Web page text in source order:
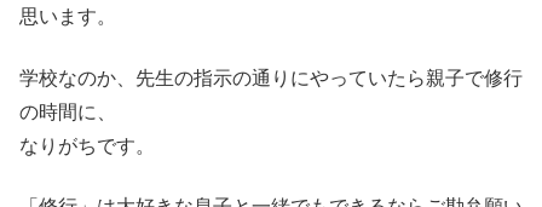
思います。
学校なのか、先生の指示の通りにやっていたら親子で修行
の時間に、
なりがちです。